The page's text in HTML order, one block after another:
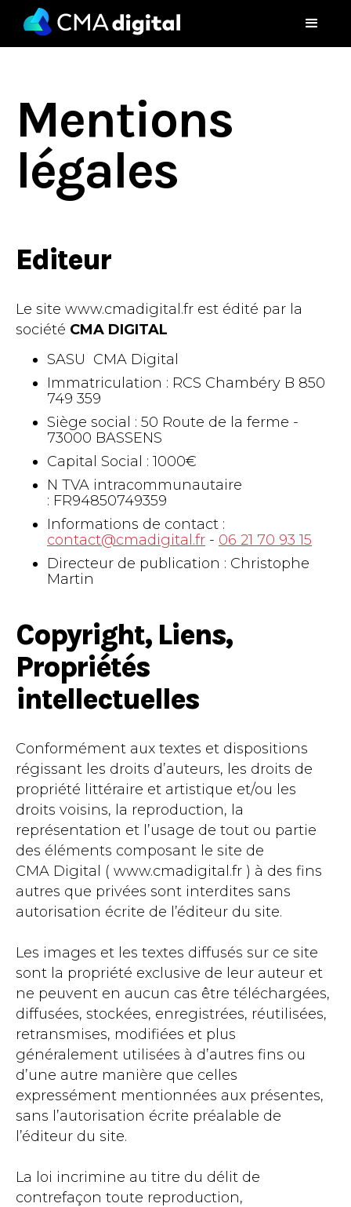
Mentions
légales
Editeur
Le site www.cmadigital.fr est édité par la
société CMA DIGITAL
SASU CMA Digital
Immatriculation : RCS Chambéry B 850
749 359
Siège social : 50 Route de la ferme -
73000 BASSENS
Capital Social : 1000€
N TVA intracommunautaire
: FR94850749359
Informations de contact :
contact@cmadigital.fr - 06 21 70 93 15
Directeur de publication : Christophe
Martin
Copyright, Liens,
Propriétés
intellectuelles
Conformément aux textes et dispositions
régissant les droits d’auteurs, les droits de
propriété littéraire et artistique et/ou les
droits voisins, la reproduction, la
représentation et l’usage de tout ou partie
des éléments composant le site de
CMA Digital ( www.cmadigital.fr ) à des fins
autres que privées sont interdites sans
autorisation écrite de l’éditeur du site.
Les images et les textes diffusés sur ce site
sont la propriété exclusive de leur auteur et
ne peuvent en aucun cas être téléchargées,
diffusées, stockées, enregistrées, réutilisées,
retransmises, modifiées et plus
généralement utilisées à d’autres fins ou
d’une autre manière que celles
expressément mentionnées aux présentes,
sans l’autorisation écrite préalable de
l’éditeur du site.
La loi incrimine au titre du délit de
contrefaçon toute reproduction,